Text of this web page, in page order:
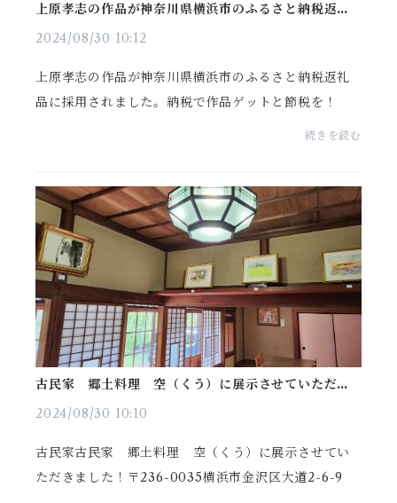
上原孝志の作品が神奈川県横浜市のふるさと納税返礼
2024/08/30 10:12
上原孝志の作品が神奈川県横浜市のふるさと納税返礼
品に採用されました。納税で作品ゲットと節税を！
続きを読む
古民家 郷土料理 空（くう）に展示させていただき
2024/08/30 10:10
古民家古民家 郷土料理 空（くう）に展示させてい
ただきました！〒236-0035横浜市金沢区大道2-6-9